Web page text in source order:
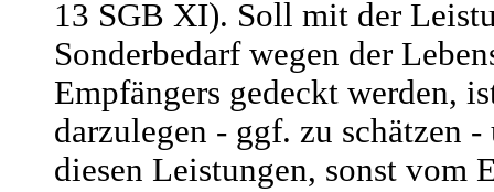
13 SGB XI). Soll mit der
Sonderbedarf wegen der
Empfängers gedeckt werden,
darzulegen - ggf. zu schätzen
diesen Leistungen, sonst vom